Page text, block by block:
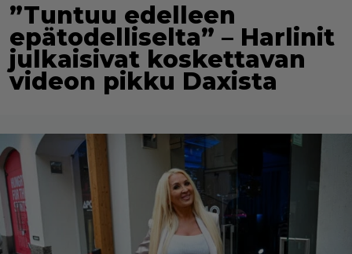
”Tuntuu edelleen
epätodelliselta” – Harlinit
julkaisivat koskettavan
videon pikku Daxista